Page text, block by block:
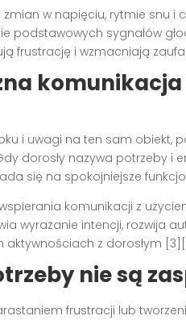
w napięciu, rytmie snu i
podstawowych sygnałów
frustrację i wzmacniają
i uwagi na ten sam obiekt,
dorosły nazywa potrzeby i
się na spokojniejsze
komunikacji z
wyrażanie intencji, rozwija
z dorosłym
nie są
frustracji lub